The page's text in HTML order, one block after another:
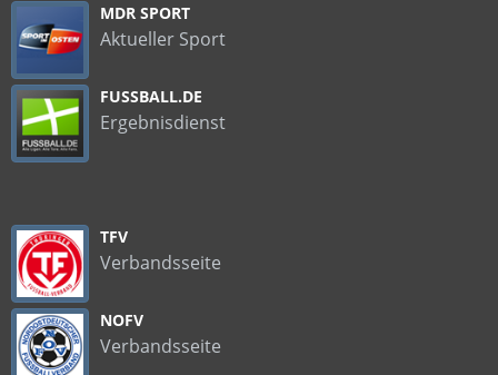
MDR SPORT
Aktueller Sport
FUSSBALL.DE
Ergebnisdienst
TFV
Verbandsseite
NOFV
Verbandsseite